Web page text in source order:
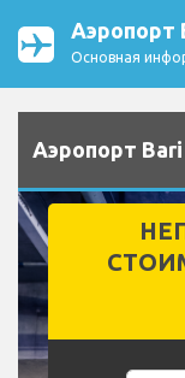
Аэропорт
Основная
Аэропорт